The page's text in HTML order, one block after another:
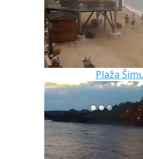
Plaža